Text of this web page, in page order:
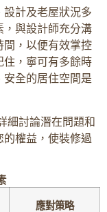
計及老屋狀況多
，與設計師充分溝
，以便有效掌控
，寧可有多餘時
全的居住空間是
細討論潛在問題和
權益，使裝修過
應對策略